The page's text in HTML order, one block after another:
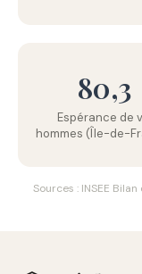
80,3
Espérance de
hommes (Île-de-
Sources : INSEE